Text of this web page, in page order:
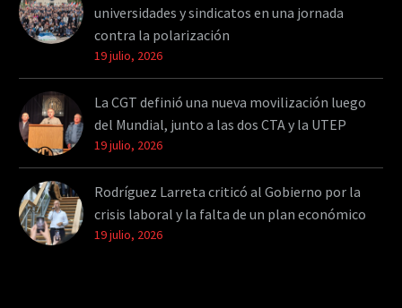
universidades y sindicatos en una jornada
contra la polarización
19 julio, 2026
La CGT definió una nueva movilización luego
del Mundial, junto a las dos CTA y la UTEP
19 julio, 2026
Rodríguez Larreta criticó al Gobierno por la
crisis laboral y la falta de un plan económico
19 julio, 2026